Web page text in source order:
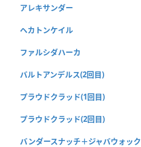
アレキサンダー
ヘカトンケイル
ファルシダハーカ
バルトアンデルス(2回目)
プラウドクラッド(1回目)
プラウドクラッド(2回目)
バンダースナッチ＋ジャバウォック